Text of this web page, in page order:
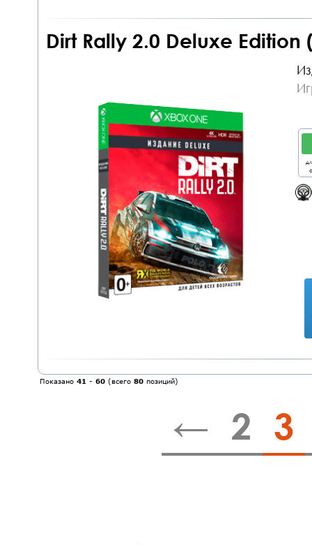
Dirt Rally 2.0 Deluxe
Показано 41 - 60 (всего 80 позиций)
← 2 3